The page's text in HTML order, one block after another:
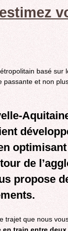
estimez
basé sur
et non
de
propose
trajet que nous